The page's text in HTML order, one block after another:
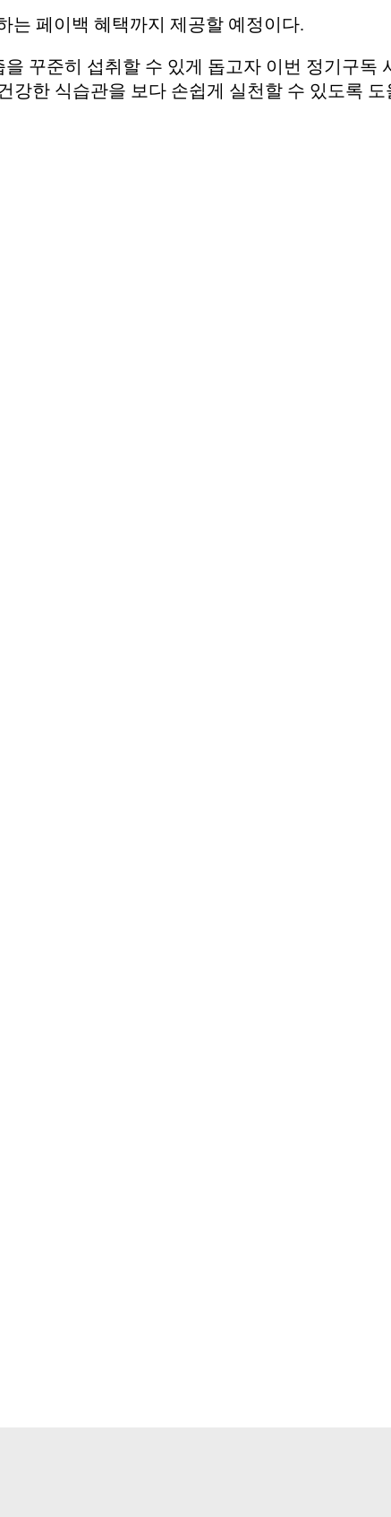
는 페이백 혜택까지 제공할 예정이다.
꾸준히 섭취할 수 있게 돕고자 이번 정기구독
강한 식습관을 보다 손쉽게 실천할 수 있도록 도